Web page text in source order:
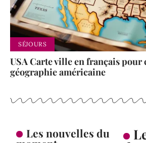
SÉJOURS
USA Carte ville en français pour
géographie américaine
Les nouvelles du